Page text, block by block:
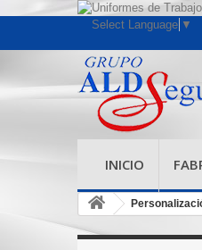
Select Language ▼
INICIO